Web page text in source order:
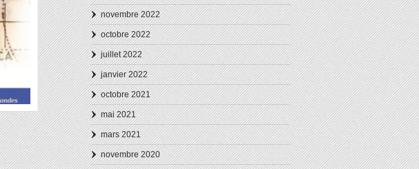
novembre 2022
octobre 2022
juillet 2022
janvier 2022
octobre 2021
mai 2021
mars 2021
novembre 2020